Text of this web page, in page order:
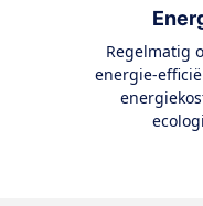
Regelmatig
energie-